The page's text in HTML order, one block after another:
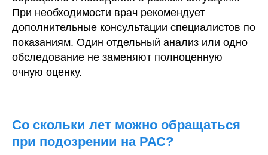
При необходимости врач рекомендует
дополнительные консультации специалистов по
показаниям. Один отдельный анализ или одно
обследование не заменяют полноценную
очную оценку.
Со скольки лет можно обращаться
при подозрении на РАС?